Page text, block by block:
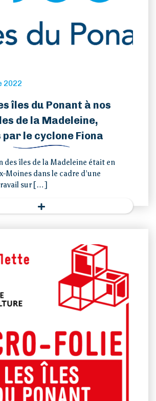
2022
îles du Ponant à nos
de la Madeleine,
le cyclone Fiona
des îles de la Madeleine était en
Moines dans le cadre d’une
sur […]